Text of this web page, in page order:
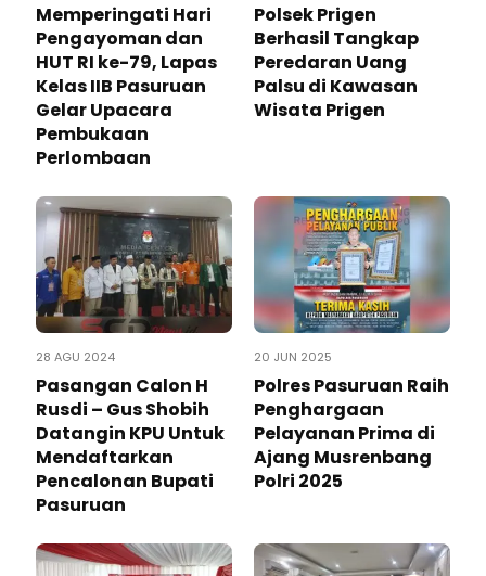
Memperingati Hari
Pengayoman dan
HUT RI ke-79, Lapas
Kelas IIB Pasuruan
Gelar Upacara
Pembukaan
Perlombaan
Polsek Prigen
Berhasil Tangkap
Peredaran Uang
Palsu di Kawasan
Wisata Prigen
28 AGU 2024
Pasangan Calon H
Rusdi – Gus Shobih
Datangin KPU Untuk
Mendaftarkan
Pencalonan Bupati
Pasuruan
20 JUN 2025
Polres Pasuruan Raih
Penghargaan
Pelayanan Prima di
Ajang Musrenbang
Polri 2025